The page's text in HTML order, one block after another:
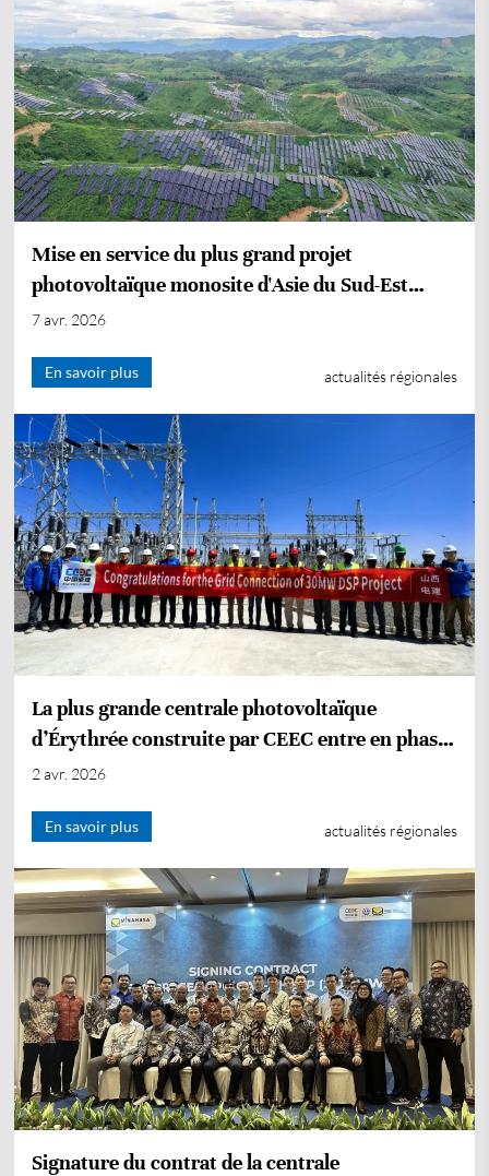
Mise en service du plus grand projet
photovoltaïque monosite d'Asie du Sud-Est
réalisé par CEEC
7 avr. 2026
En savoir plus actualités régionales
La plus grande centrale photovoltaïque
d’Érythrée construite par CEEC entre en phase
d’exploitation totale
2 avr. 2026
En savoir plus actualités régionales
Signature du contrat de la centrale